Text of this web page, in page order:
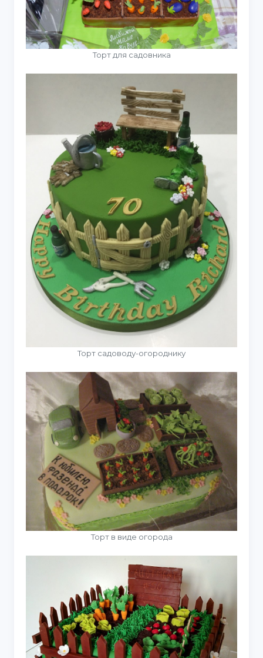
Торт для садовника
Торт садоводу-огороднику
Торт в виде огорода